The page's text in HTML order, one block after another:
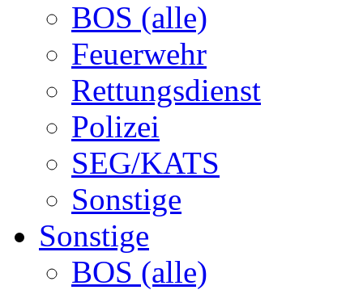
BOS (alle)
Feuerwehr
Rettungsdienst
Polizei
SEG/KATS
Sonstige
Sonstige
BOS (alle)